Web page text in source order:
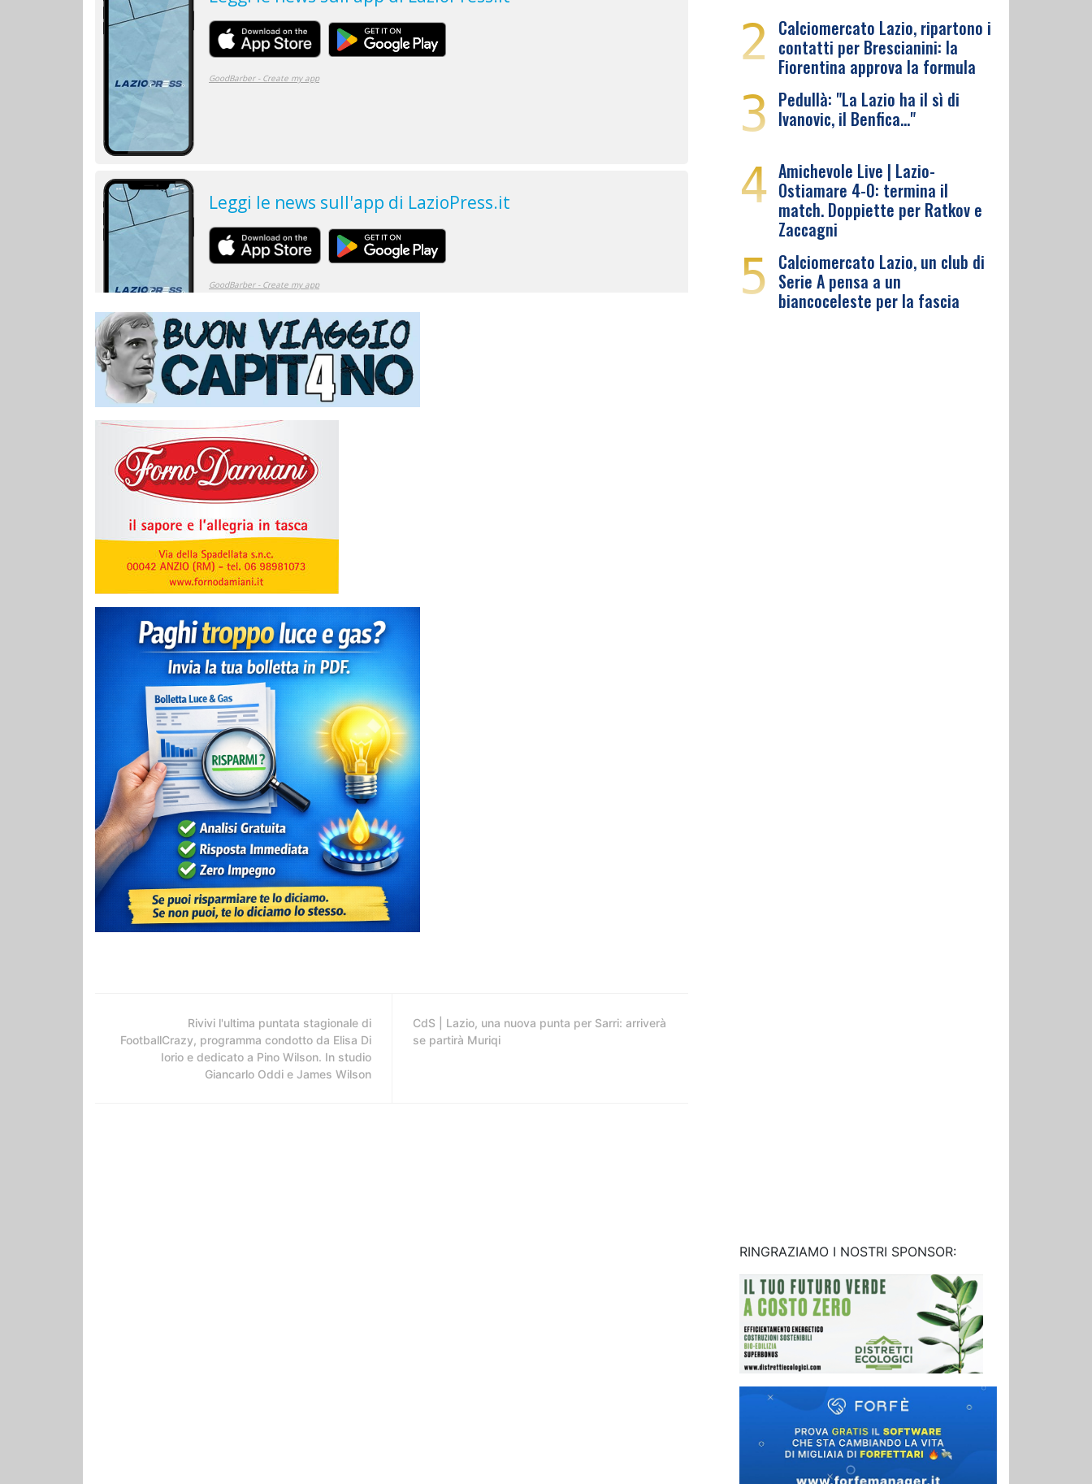
Rivivi l'ultima puntata stagionale di
FootballCrazy, programma condotto da Elisa Di
Iorio e dedicato a Pino Wilson. In studio
Giancarlo Oddi e James Wilson
CdS | Lazio, una nuova punta per Sarri: arriverà
se partirà Muriqi
2 Calciomercato Lazio, ripartono i
contatti per Brescianini: la
Fiorentina approva la formula
3 Pedullà: "La Lazio ha il sì di
Ivanovic, il Benfica…"
4 Amichevole Live | Lazio-
Ostiamare 4-0: termina il
match. Doppiette per Ratkov e
Zaccagni
5 Calciomercato Lazio, un club di
Serie A pensa a un
biancoceleste per la fascia
RINGRAZIAMO I NOSTRI SPONSOR: